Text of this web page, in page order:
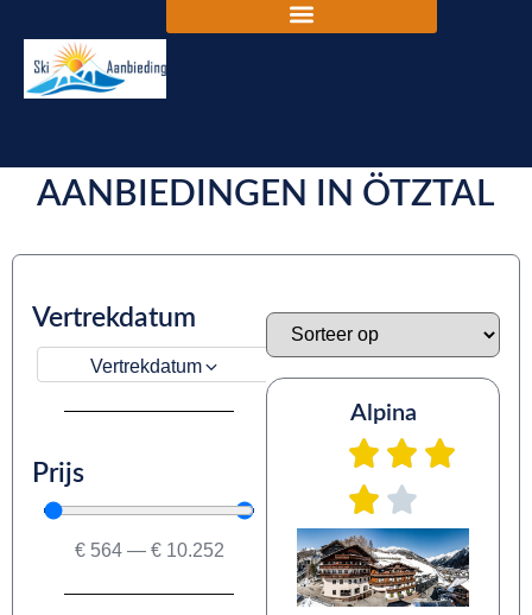
AANBIEDINGEN IN ÖTZTAL
Vertrekdatum
Vertrekdatum
Prijs
€ 564 — € 10.252
Alpina